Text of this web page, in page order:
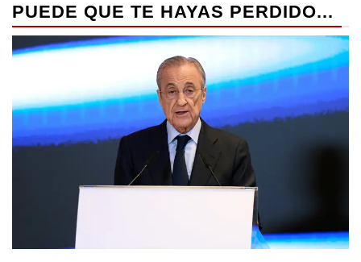
PUEDE QUE TE HAYAS PERDIDO...